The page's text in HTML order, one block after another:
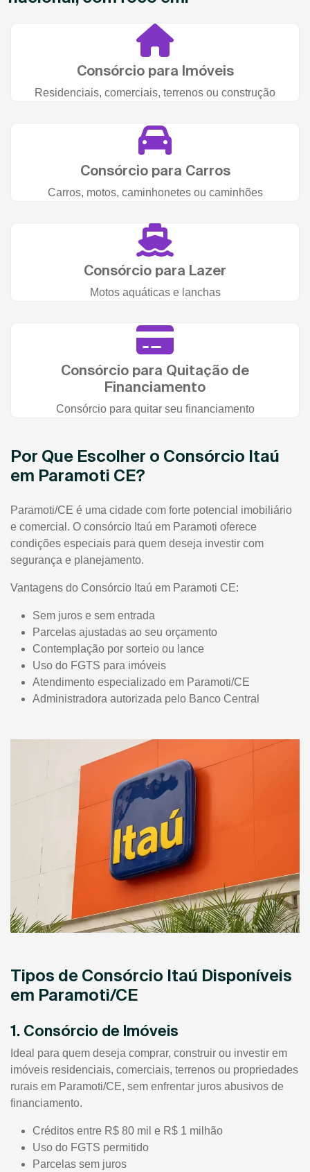
Consórcio para Imóveis
Residenciais, comerciais, terrenos ou construção
Consórcio para Carros
Carros, motos, caminhonetes ou caminhões
Consórcio para Lazer
Motos aquáticas e lanchas
Consórcio para Quitação de
Financiamento
Consórcio para quitar seu financiamento
Por Que Escolher o Consórcio Itaú
em Paramoti CE?
Paramoti/CE é uma cidade com forte potencial imobiliário
e comercial. O consórcio Itaú em Paramoti oferece
condições especiais para quem deseja investir com
segurança e planejamento.
Vantagens do Consórcio Itaú em Paramoti CE:
Sem juros e sem entrada
Parcelas ajustadas ao seu orçamento
Contemplação por sorteio ou lance
Uso do FGTS para imóveis
Atendimento especializado em Paramoti/CE
Administradora autorizada pelo Banco Central
Tipos de Consórcio Itaú Disponíveis
em Paramoti/CE
1. Consórcio de Imóveis
Ideal para quem deseja comprar, construir ou investir em
imóveis residenciais, comerciais, terrenos ou propriedades
rurais em Paramoti/CE, sem enfrentar juros abusivos de
financiamento.
Créditos entre R$ 80 mil e R$ 1 milhão
Uso do FGTS permitido
Parcelas sem juros